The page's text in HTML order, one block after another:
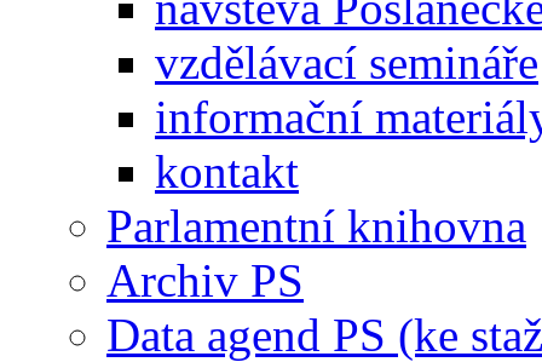
vzdělávací semináře
informační
kontakt
Parlamentní knihovna
Archiv PS
Data agend PS (ke